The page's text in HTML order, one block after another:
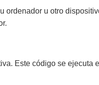
ordenador u otro
Este código se ejecuta